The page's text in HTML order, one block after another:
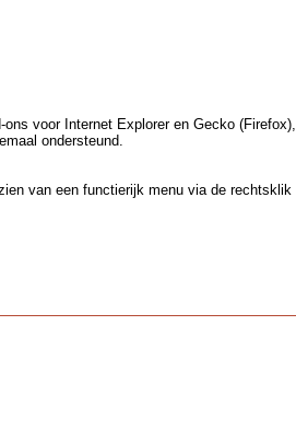
voor Internet Explorer en Gecko (Firefox),
ondersteund.
van een functierijk menu via de rechtsklik